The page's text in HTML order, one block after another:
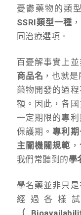
憂鬱藥物的類型
SSRI類型一種
同治療選項。
百憂解事實上
商品名 ，也就
藥物開發的過
額。因此，各
一定期限的專
保護期。專利
主關機關規範 ，
我們常聽到的學
學名藥並非只
經過各樣
（